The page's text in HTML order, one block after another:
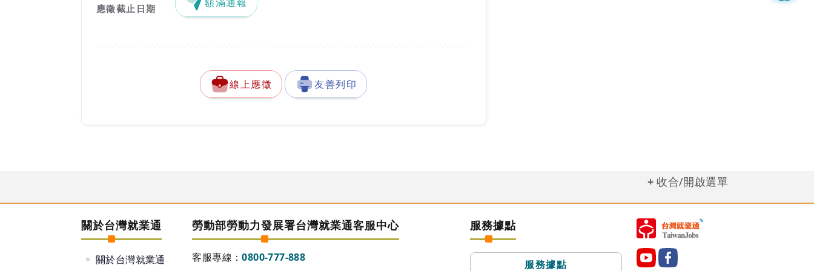
應徵截止日期
線上應徵 友善列印
收合/開啟選單
關於台灣就業通
關於台灣就業通
勞動部勞動力發展署台灣就業通客服中心
客服專線：0800-777-888
服務據點
服務據點